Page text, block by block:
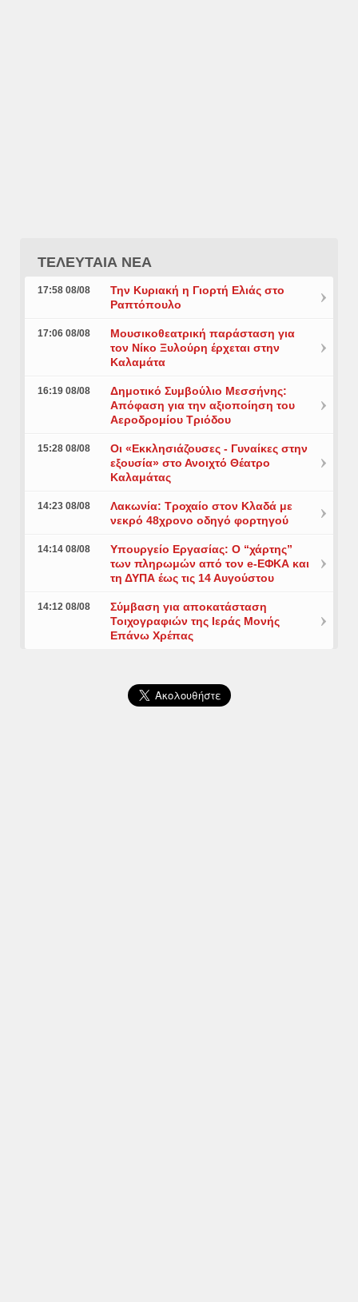
ΤΕΛΕΥΤΑΙΑ ΝΕΑ
17:58 08/08
Την Κυριακή η Γιορτή Ελιάς στο
Ραπτόπουλο
17:06 08/08
Μουσικοθεατρική παράσταση για
τον Νίκο Ξυλούρη έρχεται στην
Καλαμάτα
16:19 08/08
Δημοτικό Συμβούλιο Μεσσήνης:
Απόφαση για την αξιοποίηση του
Αεροδρομίου Τριόδου
15:28 08/08
Οι «Εκκλησιάζουσες - Γυναίκες στην
εξουσία» στο Ανοιχτό Θέατρο
Καλαμάτας
14:23 08/08
Λακωνία: Τροχαίο στον Κλαδά με
νεκρό 48χρονο οδηγό φορτηγού
14:14 08/08
Υπουργείο Εργασίας: Ο “χάρτης”
των πληρωμών από τον e-ΕΦΚΑ και
τη ΔΥΠΑ έως τις 14 Αυγούστου
14:12 08/08
Σύμβαση για αποκατάσταση
Τοιχογραφιών της Ιεράς Μονής
Επάνω Χρέπας